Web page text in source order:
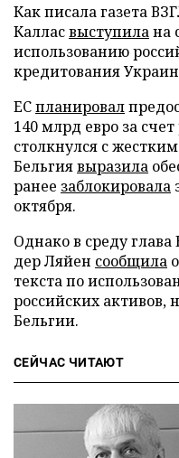
Как писала газета
Калласвыступилана
использованию
кредитования
ЕСпланировал
140 млрд евро за
столкнулся с
Бельгиявыразила
ранее заблокировала
октября.
Однако в среду
дер Ляйен сообщила
текста по
российских активов,
Бельгии.
СЕЙЧАС ЧИТАЮТ